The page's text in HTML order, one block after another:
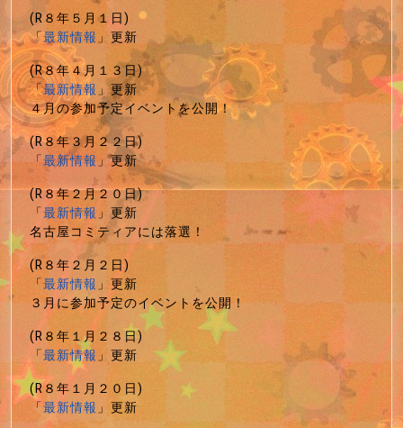
(R８年５月１日)
「最新情報」更新
(R８年４月１３日)
「最新情報」更新
４月の参加予定イベントを公開！
(R８年３月２２日)
「最新情報」更新
(R８年２月２０日)
「最新情報」更新
名古屋コミティアには落選！
(R８年２月２日)
「最新情報」更新
３月に参加予定のイベントを公開！
(R８年１月２８日)
「最新情報」更新
(R８年１月２０日)
「最新情報」更新